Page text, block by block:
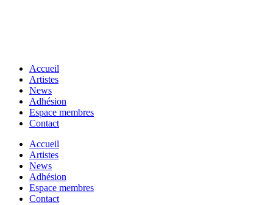
Accueil
Artistes
News
Adhésion
Espace membres
Contact
Accueil
Artistes
News
Adhésion
Espace membres
Contact